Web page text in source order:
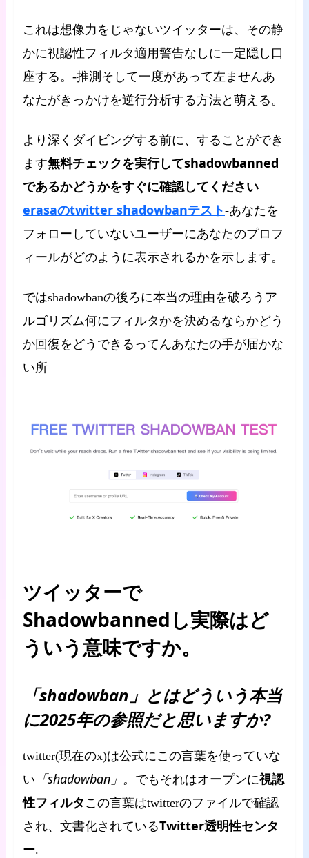
これは想像力をじゃないツイッターは、その静
かに視認性フィルタ適用警告なしに一定隠し口
座する。-推測そして一度があって左ませんあ
なたがきっかけを逆行分析する方法と萌える。
より深くダイビングする前に、することができ
ます無料チェックを実行してshadowbanned
であるかどうかをすぐに確認してください
erasaのtwitter shadowbanテスト-あなたを
フォローしていないユーザーにあなたのプロフ
ィールがどのように表示されるかを示します。
ではshadowbanの後ろに本当の理由を破ろうア
ルゴリズム何にフィルタかを決めるならかどう
か回復をどうできるってんあなたの手が届かな
い所
ツイッターで
Shadowbannedし実際はど
ういう意味ですか。
「shadowban」とはどういう本当
に2025年の参照だと思いますか?
twitter(現在のx)は公式にこの言葉を使っていな
い
「shadowban」。 でもそれはオープンに視認
性フィルタ この言葉はtwitterのファイルで確認
され、文書化されているTwitter透明性センタ
ー.